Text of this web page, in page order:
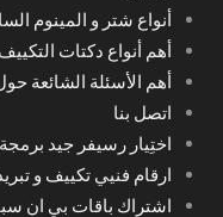
أنواع شتر و المينوم
أهم أنواع دكتات
أهم الأسئلة الشائعة
اتصل بنا
اختِيار رسيفر جيد برمجة الرسيفر 24
ارقام فنيي تكييف و
اشتراك باقات بي ان